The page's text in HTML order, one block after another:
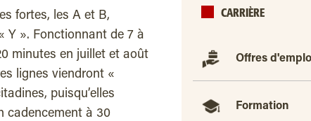
fortes, les A et B,
Y ». Fonctionnant de 7 à
minutes en juillet et août
lignes viendront «
puisqu’elles
cadencement à 30
CARRIÈRE
Offres
Formation